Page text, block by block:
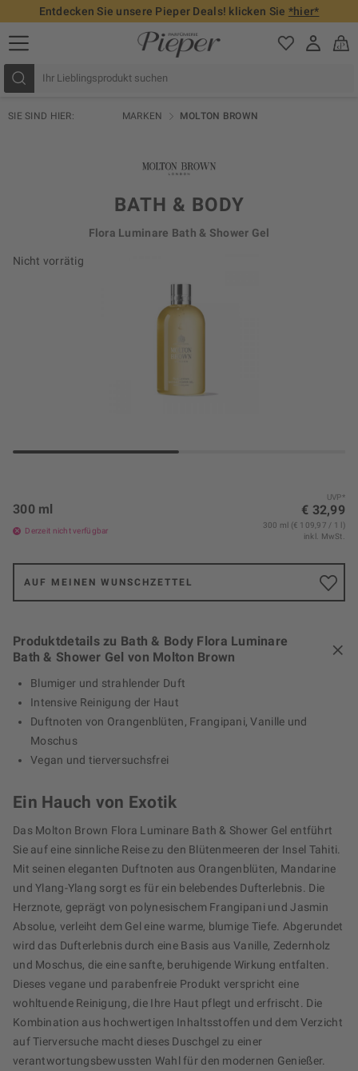
Entdecken Sie unsere Pieper Deals! klicken Sie *hier*
SIE SIND HIER: MARKEN MOLTON BROWN
Nicht vorrätig
BATH & BODY
Flora Luminare Bath & Shower Gel
UVP*
€ 32,99
300 ml
Derzeit nicht verfügbar
300 ml (€ 109,97 / 1 l)
inkl. MwSt.
AUF MEINEN WUNSCHZETTEL
Produktdetails zu Bath & Body Flora Luminare
Bath & Shower Gel von Molton Brown
Blumiger und strahlender Duft
Intensive Reinigung der Haut
Duftnoten von Orangenblüten, Frangipani, Vanille und
Moschus
Vegan und tierversuchsfrei
Ein Hauch von Exotik
Das Molton Brown Flora Luminare Bath & Shower Gel entführt
Sie auf eine sinnliche Reise zu den Blütenmeeren der Insel Tahiti.
Mit seinen eleganten Duftnoten aus Orangenblüten, Mandarine
und Ylang-Ylang sorgt es für ein belebendes Dufterlebnis. Die
Herznote, geprägt von polynesischem Frangipani und Jasmin
Absolue, verleiht dem Gel eine warme, blumige Tiefe. Abgerundet
wird das Dufterlebnis durch eine Basis aus Vanille, Zedernholz
und Moschus, die eine sanfte, beruhigende Wirkung entfalten.
Dieses vegane und parabenfreie Produkt verspricht eine
wohltuende Reinigung, die Ihre Haut pflegt und erfrischt. Die
Kombination aus hochwertigen Inhaltsstoffen und dem Verzicht
auf Tierversuche macht dieses Duschgel zu einer
verantwortungsbewussten Wahl für den modernen Genießer.